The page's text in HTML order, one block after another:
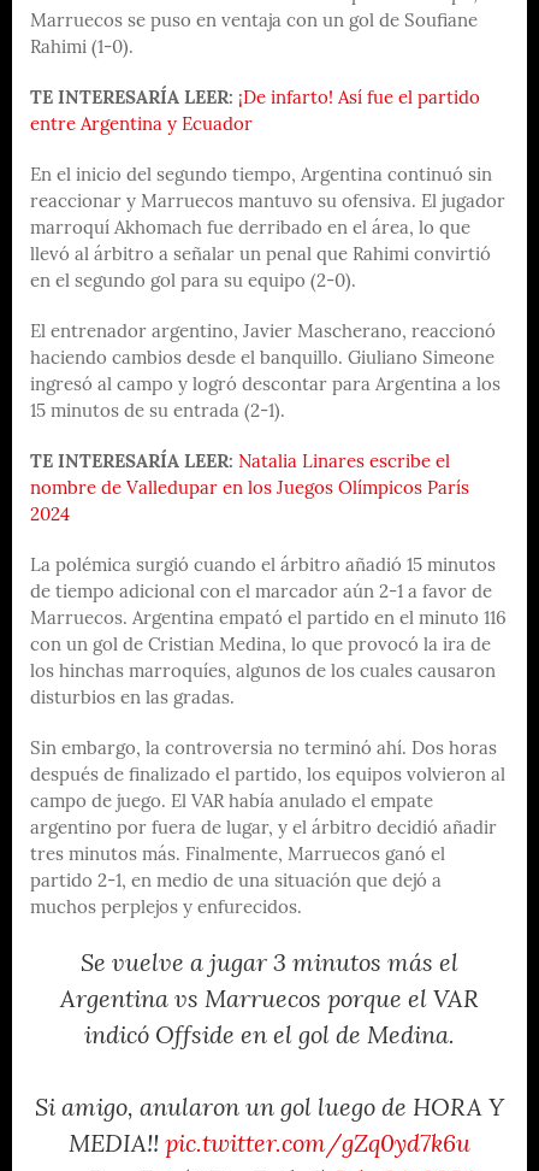
Marruecos se puso en ventaja con un gol de Soufiane
Rahimi (1-0).
TE INTERESARÍA LEER: ¡De infarto! Así fue el partido
entre Argentina y Ecuador
En el inicio del segundo tiempo, Argentina continuó sin
reaccionar y Marruecos mantuvo su ofensiva. El jugador
marroquí Akhomach fue derribado en el área, lo que
llevó al árbitro a señalar un penal que Rahimi convirtió
en el segundo gol para su equipo (2-0).
El entrenador argentino, Javier Mascherano, reaccionó
haciendo cambios desde el banquillo. Giuliano Simeone
ingresó al campo y logró descontar para Argentina a los
15 minutos de su entrada (2-1).
TE INTERESARÍA LEER: Natalia Linares escribe el
nombre de Valledupar en los Juegos Olímpicos París
2024
La polémica surgió cuando el árbitro añadió 15 minutos
de tiempo adicional con el marcador aún 2-1 a favor de
Marruecos. Argentina empató el partido en el minuto 116
con un gol de Cristian Medina, lo que provocó la ira de
los hinchas marroquíes, algunos de los cuales causaron
disturbios en las gradas.
Sin embargo, la controversia no terminó ahí. Dos horas
después de finalizado el partido, los equipos volvieron al
campo de juego. El VAR había anulado el empate
argentino por fuera de lugar, y el árbitro decidió añadir
tres minutos más. Finalmente, Marruecos ganó el
partido 2-1, en medio de una situación que dejó a
muchos perplejos y enfurecidos.
Se vuelve a jugar 3 minutos más el
Argentina vs Marruecos porque el VAR
indicó Offside en el gol de Medina.
Si amigo, anularon un gol luego de HORA Y
MEDIA!! pic.twitter.com/gZq0yd7k6u